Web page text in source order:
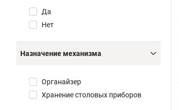
Да
Нет
Назначение механизма
Органайзер
Хранение столовых приборов